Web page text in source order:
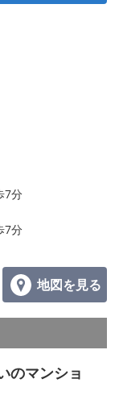
7分
7分
地図を見る
のマンショ